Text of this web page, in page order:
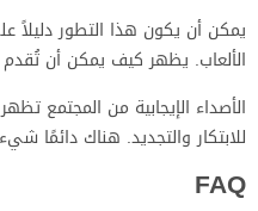
يمكن أن يكون هذا التطور دليلاً
الألعاب. يظهر كيف يمكن أن تُقدم
الأصداء الإيجابية من المجتمع
للابتكار والتجديد. هناك دائمًا
FAQ